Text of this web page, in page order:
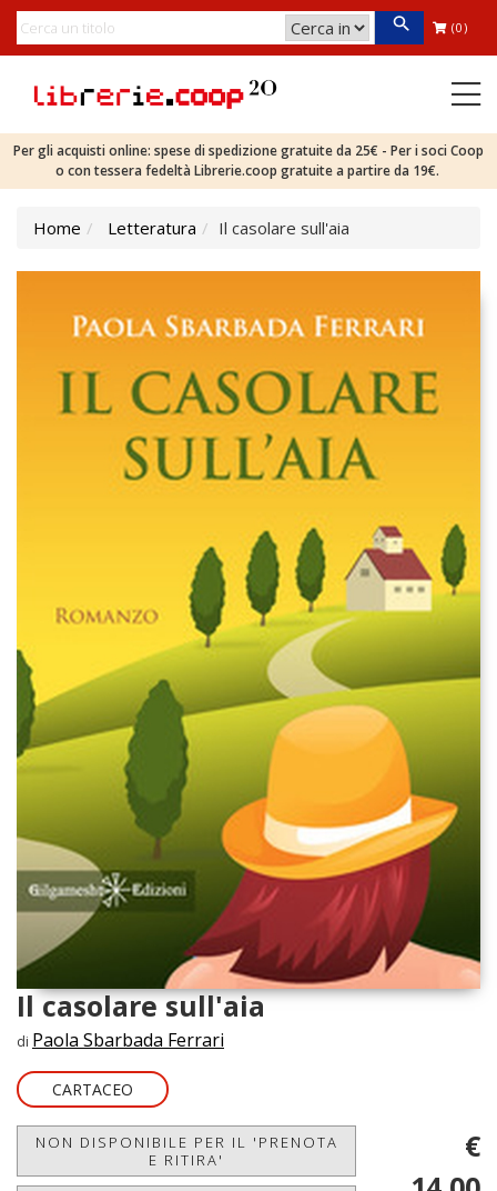
(0)
Per gli acquisti online: spese di spedizione gratuite da 25€ - Per i soci Coop
o con tessera fedeltà Librerie.coop gratuite a partire da 19€.
Home Letteratura Il casolare sull'aia
Il casolare sull'aia
di Paola Sbarbada Ferrari
CARTACEO
NON DISPONIBILE PER IL 'PRENOTA
E RITIRA'
€